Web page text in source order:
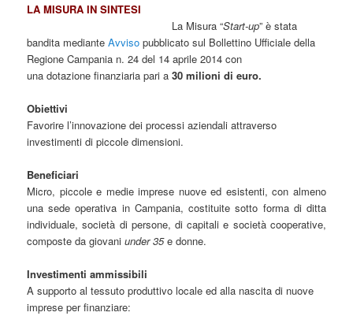
LA MISURA IN SINTESI
La Misura “Start-up” è stata
bandita medianteAvviso pubblicato sul Bollettino Ufficiale della
Regione Campania n. 24 del 14 aprile 2014 con
una dotazione finanziaria pari a30 milioni di euro.
Obiettivi
Favorire l’innovazione dei processi aziendali attraverso
investimenti di piccole dimensioni.
Beneficiari
Micro, piccole e medie imprese nuove ed esistenti, con almeno
una sede operativa in Campania, costituite sotto forma di ditta
individuale, società di persone, di capitali e società cooperative,
composte da giovaniunder 35e donne.
Investimenti ammissibili
A supporto al tessuto produttivo locale ed alla nascita di nuove
imprese per finanziare: